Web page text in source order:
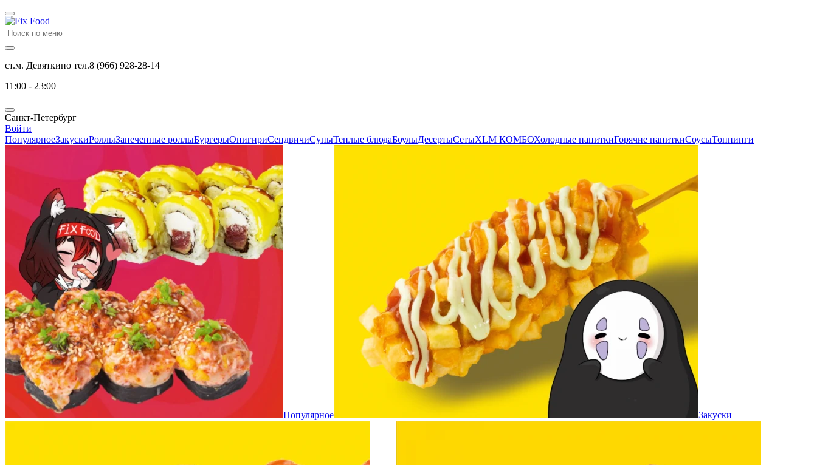
ст.м. Девяткино тел.8 (966) 928-28-14
11:00 - 23:00
Санкт-Петербург
Войти
ПопулярноеЗакускиРоллыЗапеченные роллыБургерыОнигириСендвичиСупыТеплые блюдаБоулыДесертыСетыXLM КОМБОХолодные напиткиГорячие напиткиСоусыТоппинги
Популярное Закуски